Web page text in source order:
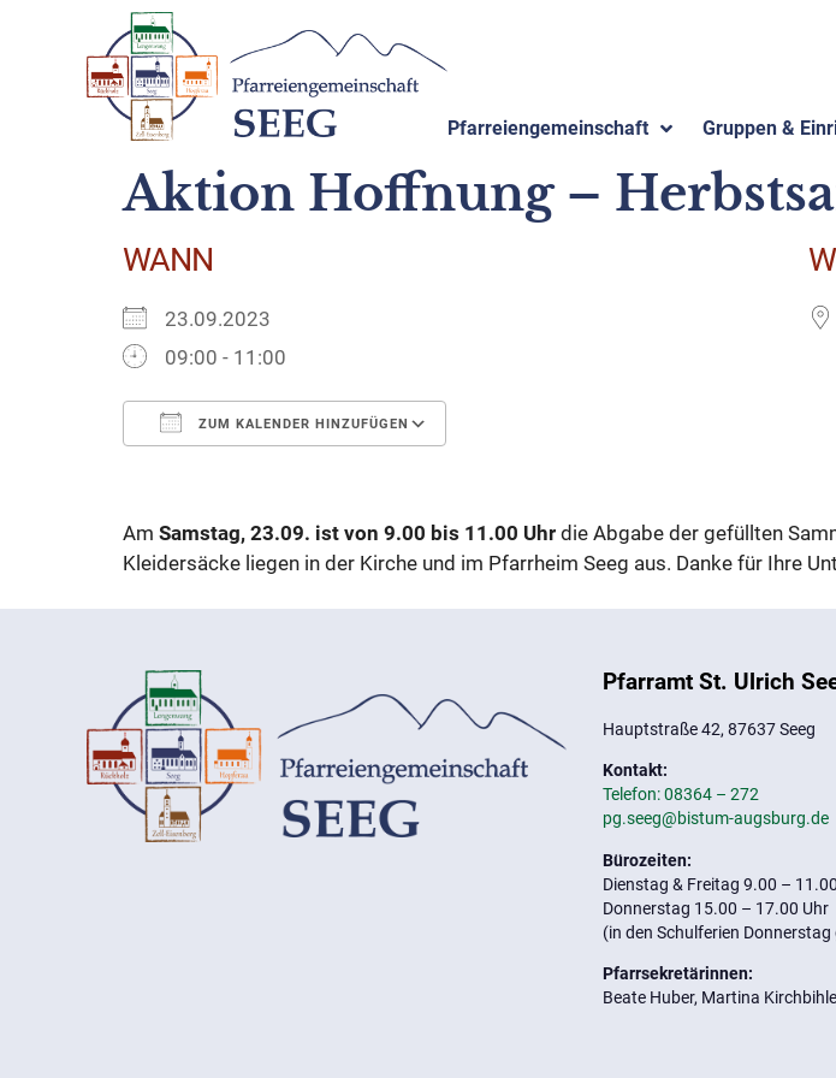
Pfarreiengemeinschaft Gruppen &
Aktion Hoffnung –
WANN
23.09.2023
09:00 - 11:00
ZUM KALENDER HINZUFÜGEN
Am Samstag, 23.09. ist von 9.00 bis 11.00 Uhr die Abgabe der gefüllten
Kleidersäcke liegen in der Kirche und im Pfarrheim Seeg aus. Danke für Ihre
Pfarramt St. Ulrich
Hauptstraße 42, 87637 Seeg
Kontakt:
Telefon: 08364 – 272
pg.seeg@bistum-augsburg.de
Bürozeiten:
Dienstag & Freitag 9.00 –
Donnerstag 15.00
(in den Schulferien Donnerstag
Pfarrsekretärinnen:
Beate Huber, Martina